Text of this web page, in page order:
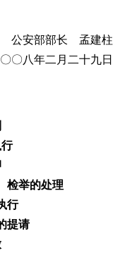
公安部部长 孟建柱
〇八年二月二十九日
检举的处理
行
提请